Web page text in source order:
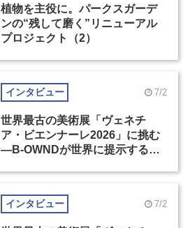
植物を主役に。パークスガーデ
ンの“残して磨く”リニューアル
プロジェクト（2）
インタビュー 7/2
世界最古の美術展「ヴェネチ
ア・ビエンナーレ2026」に挑む
―B-OWNDが世界に提示する美
インタビュー 7/2